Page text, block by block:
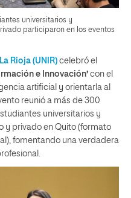
universitarios y
participaron en los eventos
Rioja (UNIR) celebró el
e Innovación’ con el
artificial y orientarla al
reunió a más de 300
universitarios y
y privado en Quito (formato
fomentando una verdadera